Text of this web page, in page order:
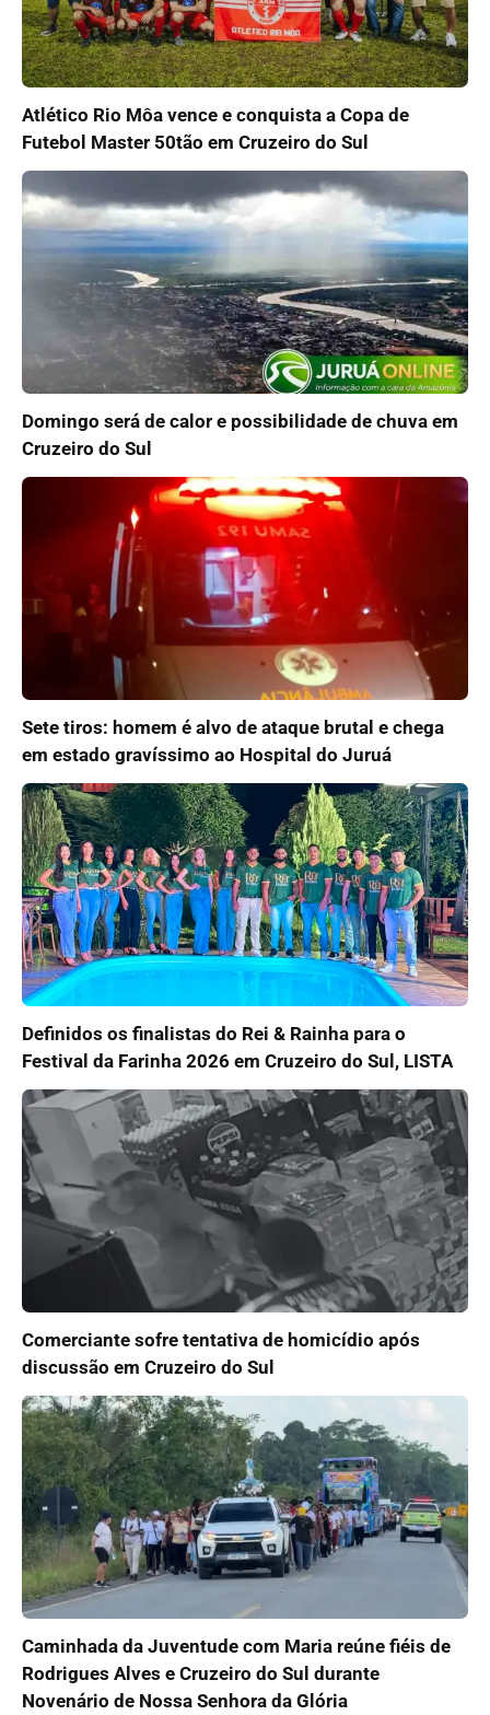
Atlético Rio Môa vence e conquista a Copa de
Futebol Master 50tão em Cruzeiro do Sul
Domingo será de calor e possibilidade de chuva em
Cruzeiro do Sul
Sete tiros: homem é alvo de ataque brutal e chega
em estado gravíssimo ao Hospital do Juruá
Definidos os finalistas do Rei & Rainha para o
Festival da Farinha 2026 em Cruzeiro do Sul, LISTA
Comerciante sofre tentativa de homicídio após
discussão em Cruzeiro do Sul
Caminhada da Juventude com Maria reúne fiéis de
Rodrigues Alves e Cruzeiro do Sul durante
Novenário de Nossa Senhora da Glória